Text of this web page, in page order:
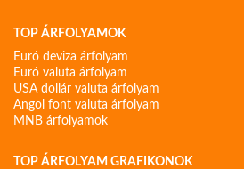
TOP ÁRFOLYAMOK
Euró deviza árfolyam
Euró valuta árfolyam
USA dollár valuta árfolyam
Angol font valuta árfolyam
MNB árfolyamok
TOP ÁRFOLYAM GRAFIKONOK